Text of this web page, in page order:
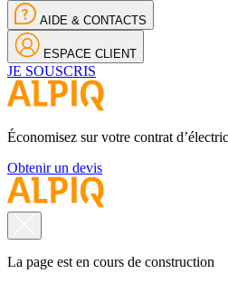
AIDE & CONTACTS
ESPACE CLIENT
JE SOUSCRIS
Économisez sur votre contrat
Obtenir un devis
La page est en cours de construction